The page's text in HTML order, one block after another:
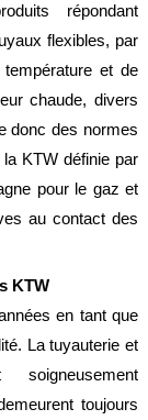
répondant
flexibles, par
et de
chaude, divers
donc des normes
KTW définie par
pour le gaz et
au contact des
KTW
en tant que
La tuyauterie et
toujours